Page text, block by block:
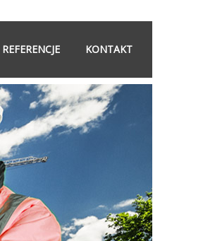
REFERENCJE KONTAKT